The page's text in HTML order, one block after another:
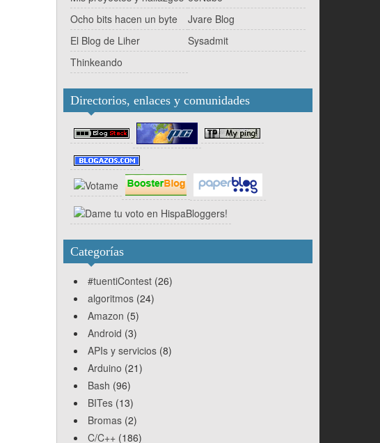
Ocho bits hacen un byte
Jvare Blog
El Blog de Liher
Sysadmit
Thinkeando
Directorios, enlaces y comunidades
Categorías
#tuentiContest (26)
algoritmos (24)
Amazon (5)
Android (3)
APIs y servicios (8)
Arduino (21)
Bash (96)
BITes (13)
Bromas (2)
C/C++ (186)